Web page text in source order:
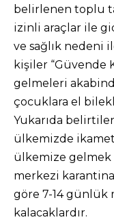
belirlenen toplu
izinli araçlar ile
ve sağlık nedeni
kişiler “Güvende
gelmeleri
çocuklara el
Yukarıda
ülkemizde
ülkemize
merkezi
göre 7-14 günlük
kalacaklardır.